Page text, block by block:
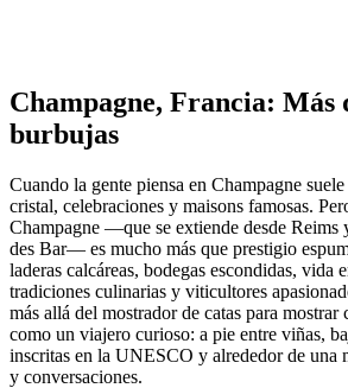
Champagne, Francia: Más
burbujas
Cuando la gente piensa en Champagne
cristal, celebraciones y maisons famosas.
Champagne —que se extiende desde Reims
des Bar— es mucho más que prestigio
laderas calcáreas, bodegas escondidas, vida
tradiciones culinarias y viticultores
más allá del mostrador de catas para
como un viajero curioso: a pie entre viñas,
inscritas en la UNESCO y alrededor de una
y conversaciones.